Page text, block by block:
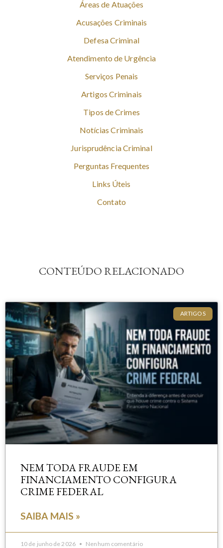
Áreas de Atuações
Acusações Criminais
Defesa Criminal
Atendimento de Urgência
Serviços Penais
Artigos Criminais
Tipos de Crimes
Notícias Criminais
Jurisprudência Criminal
Perguntas Frequentes
Links Úteis
Contato
CONTEÚDO RELACIONADO
ARTIGOS
NEM TODA FRAUDE EM
FINANCIAMENTO CONFIGURA
CRIME FEDERAL
SAIBA MAIS »
10 de junho de 2026 Nenhum comentário